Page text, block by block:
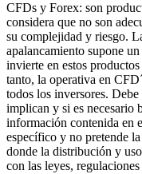
CFDs y Forex: son
considera que no son
su complejidad y riesgo.
apalancamiento supone
invierte en estos
tanto, la operativa en
todos los inversores.
implican y si es necesario
información contenida en
específico y no pretende
donde la distribución y
con las leyes,